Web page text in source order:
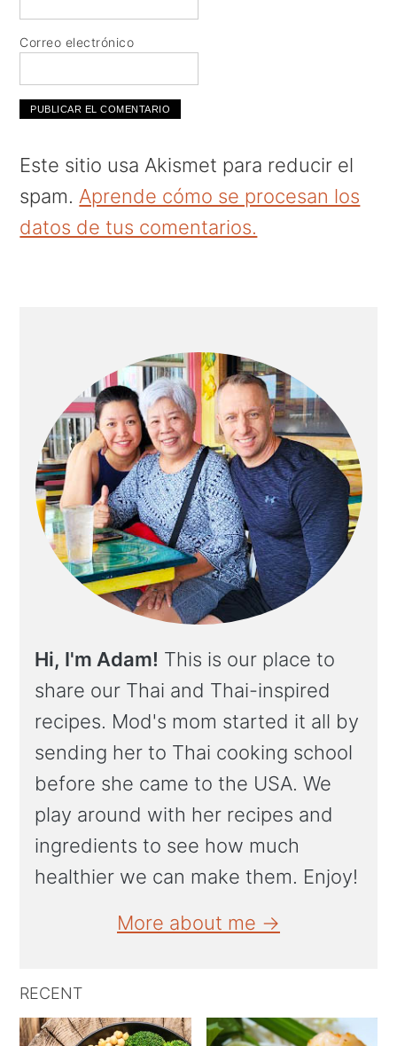
Correo electrónico
Este sitio usa Akismet para reducir el
spam. Aprende cómo se procesan los
datos de tus comentarios.
Hi, I'm Adam! This is our place to
share our Thai and Thai-inspired
recipes. Mod's mom started it all by
sending her to Thai cooking school
before she came to the USA. We
play around with her recipes and
ingredients to see how much
healthier we can make them. Enjoy!
More about me →
RECENT